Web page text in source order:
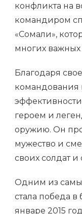
конфликта на
командиром
«Сомали»,
многих
Благодаря
командования
героем и
оружию. Он
мужество и
своих солдат и
Одним из
стала победа в
январе 2015